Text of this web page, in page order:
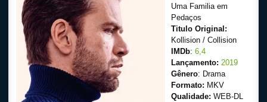
Legendado
Uma Familia em
Pedaços
Titulo Original:
Kollision / Collision
IMDb: 6,4
Lançamento: 2019
Gênero: Drama
Formato: MKV
Qualidade: WEB-DL